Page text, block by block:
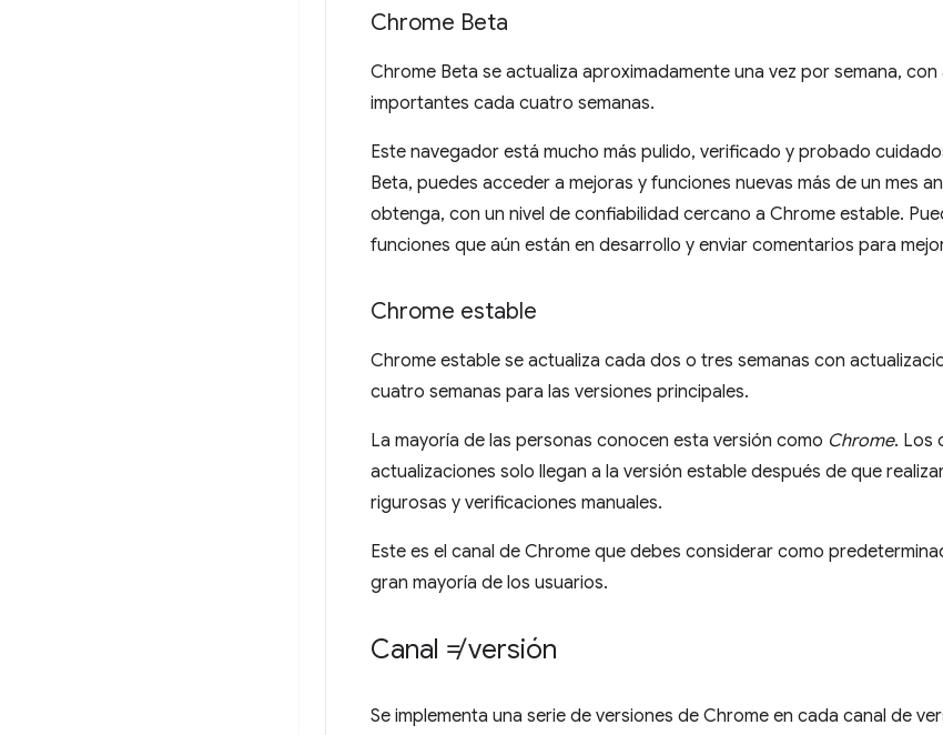
Chrome Beta
Chrome Beta se actualiza aproximadamente una vez por semana,
importantes cada cuatro semanas.
Este navegador está mucho más pulido, verificado y probado
Beta, puedes acceder a mejoras y funciones nuevas más de un mes
obtenga, con un nivel de confiabilidad cercano a Chrome estable.
funciones que aún están en desarrollo y enviar comentarios para
Chrome estable
Chrome estable se actualiza cada dos o tres semanas con
cuatro semanas para las versiones principales.
La mayoría de las personas conocen esta versión como Chrome. Los
actualizaciones solo llegan a la versión estable después de que
rigurosas y verificaciones manuales.
Este es el canal de Chrome que debes considerar como
gran mayoría de los usuarios.
Canal ≠ versión
Se implementa una serie de versiones de Chrome en cada canal de